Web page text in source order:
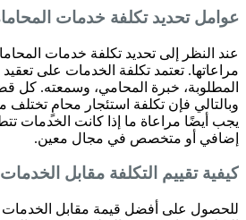
عوامل تحديد تكلفة خدمات
عند النظر إلى تحديد تكلفة خدمات
مراعاتها. تعتمد تكلفة الخدمات على
المطلوبة، خبرة المحامي، وسمعته. كل
وبالتالي فإن تكلفة استئجار محامٍ
يجب أيضًا مراعاة ما إذا كانت الخدمات
إضافي أو متخصص في مجال معين.
كيفية تقييم التكلفة مقابل
للحصول على أفضل قيمة مقابل الخدمات